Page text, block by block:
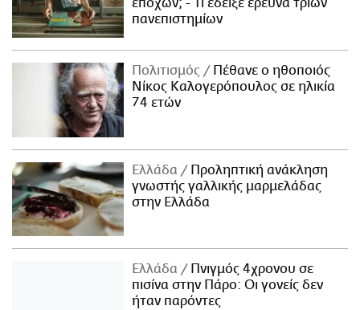
εποχών; - Τι έδειξε έρευνα τριών
πανεπιστημίων
Πολιτισμός
Πέθανε ο ηθοποιός
Νίκος Καλογερόπουλος σε ηλικία
74 ετών
Ελλάδα
Προληπτική ανάκληση
γνωστής γαλλικής μαρμελάδας
στην Ελλάδα
Ελλάδα
Πνιγμός 4χρονου σε
πισίνα στην Πάρο: Οι γονείς δεν
ήταν παρόντες